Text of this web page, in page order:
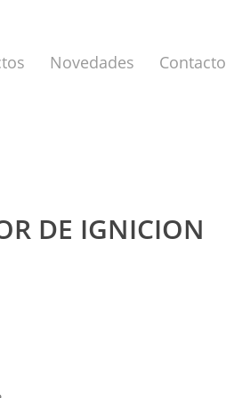
Novedades Contacto
DE IGNICION